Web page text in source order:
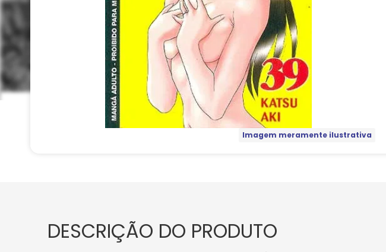
Imagem meramente ilustrativa
DESCRIÇÃO DO PRODUTO